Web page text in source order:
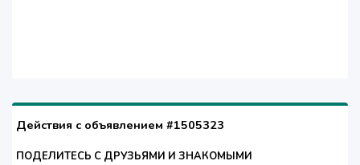
Действия с объявлением #1505323
ПОДЕЛИТЕСЬ С ДРУЗЬЯМИ И ЗНАКОМЫМИ